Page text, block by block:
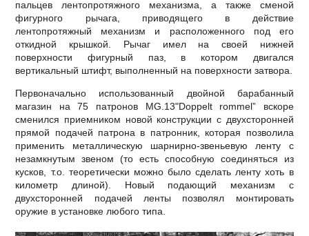
пальцев лентопротяжного механизма, а также сменой
фигурного рычага, приводящего в действие
лентопротяжный механизм и расположенного под его
откидной крышкой. Рычаг имел на своей нижней
поверхности фигурный паз, в котором двигался
вертикальный штифт, выполненный на поверхности затвора.
Первоначально использованный двойной барабанный
магазин на 75 патронов MG.13"Doppelt rommel” вскоре
сменился приемником новой конструкции с двухсторонней
прямой подачей патрона в патронник, которая позволила
применить металлическую шарнирно-звеньевую ленту с
незамкнутым звеном (то есть способную соединяться из
кусков, т.о. теоретически можно было сделать ленту хоть в
километр длиной). Новый подающий механизм с
двухсторонней подачей ленты позволял монтировать
оружие в установке любого типа.